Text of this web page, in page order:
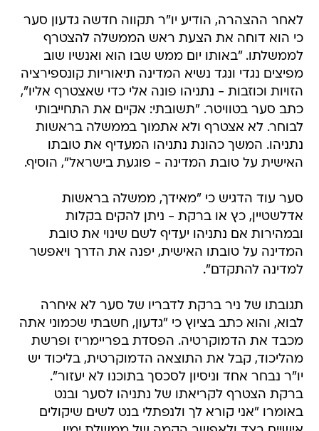
לאחר ההצהרה, הודיע יו"ר תקווה חדשה גדעון סער
כי הוא דוחה את הצעת ראש הממשלה להצטרף
לממשלתו. "‏באותו יום ממש שבו הוא ואנשיו שוב
מפיצים נגדי ונגד נשיא המדינה תיאוריות קונספירציה
הזויות וכוזבות - נתניהו פונה אלי כדי שאצטרף אליו",
כתב סער בטוויטר. "תשובתי: אקיים את התחייבותי
לבוחר. לא אצטרף ולא אתמוך בממשלה בראשות
נתניהו. המשך כהונת נתניהו המעדיף את טובתו
האישית על טובת המדינה - פוגעת בישראל", הוסיף.
סער עוד הדגיש כי ‏"מאידך, ממשלה בראשות
אדלשטיין, כץ או ברקת - ניתן להקים בקלות
ובמהירות אם נתניהו יעדיף לשם שינוי את טובת
המדינה על טובתו האישית, יפנה את הדרך ויאפשר
למדינה להתקדם".
תגובתו של ניר ברקת לדבריו של סער לא איחרה
לבוא, והוא כתב בציוץ כי "גדעון, חשבתי שכמוני אתה
מכבד את הדמוקרטיה. הפסדת בפריימריז ופרשת
מהליכוד, קבל את התוצאה הדמוקרטית, בליכוד יש
יו"ר נבחר אחד וניסיון לסכסך בתוכנו לא יעזור".
ברקת הצטרף לקריאתו של נתניהו לסער ובנט
באומרו "אני קורא לך ולנפתלי בנט לשים שיקולים